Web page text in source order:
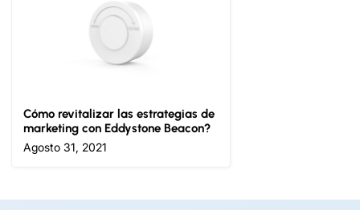
Cómo revitalizar las estrategias de
marketing con Eddystone Beacon?
Agosto 31, 2021